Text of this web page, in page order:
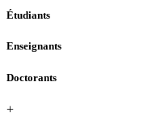
Étudiants
Enseignants
Doctorants
+